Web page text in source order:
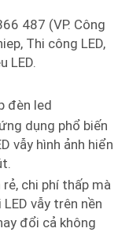
487 (VP. Công
Thi công LED,
LED.
đèn led
dụng phổ biến
vẫy hình ảnh hiển
chi phí thấp mà
vẫy trên nền
đổi cả không